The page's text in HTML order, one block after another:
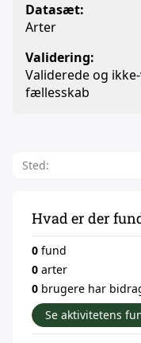
Datasæt:
Arter
Validering:
Validerede og
fællesskab
Sted:
Hvad er der
0 fund
0 arter
0 brugere har
Se aktivitetens